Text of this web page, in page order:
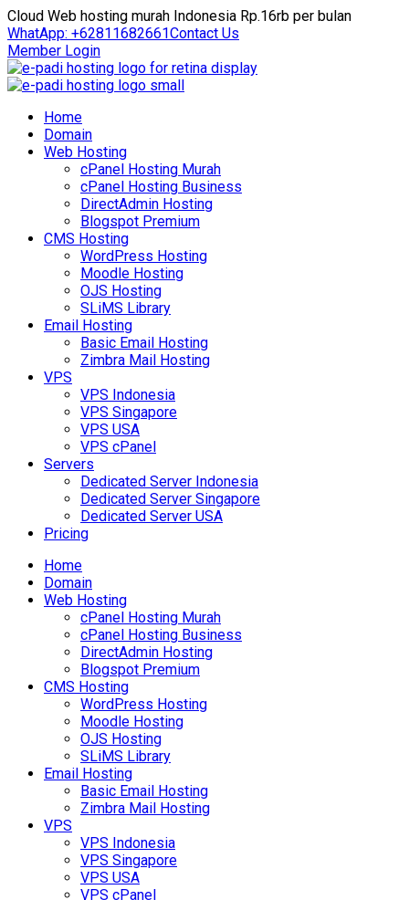
Cloud Web hosting murah Indonesia Rp.16rb per bulan
WhatApp: +62811682661Contact Us
Member Login
Home
Domain
Web Hosting
cPanel Hosting Murah
cPanel Hosting Business
DirectAdmin Hosting
Blogspot Premium
CMS Hosting
WordPress Hosting
Moodle Hosting
OJS Hosting
SLiMS Library
Email Hosting
Basic Email Hosting
Zimbra Mail Hosting
VPS
VPS Indonesia
VPS Singapore
VPS USA
VPS cPanel
Servers
Dedicated Server Indonesia
Dedicated Server Singapore
Dedicated Server USA
Pricing
Home
Domain
Web Hosting
cPanel Hosting Murah
cPanel Hosting Business
DirectAdmin Hosting
Blogspot Premium
CMS Hosting
WordPress Hosting
Moodle Hosting
OJS Hosting
SLiMS Library
Email Hosting
Basic Email Hosting
Zimbra Mail Hosting
VPS
VPS Indonesia
VPS Singapore
VPS USA
VPS cPanel